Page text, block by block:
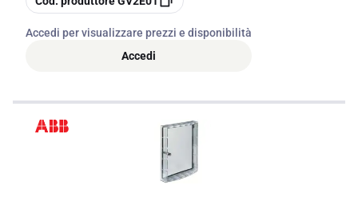
Accedi per visualizzare prezzi e disponibilità
Accedi